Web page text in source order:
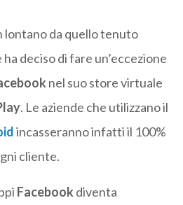
lontano da quello tenuto
ha deciso di fare un’eccezione
nel suo store virtuale
. Le aziende che utilizzano il
incasseranno infatti il 100%
cliente.
Facebookdiventa